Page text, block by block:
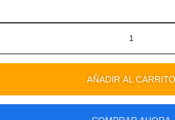
AÑADIR AL CARRITO